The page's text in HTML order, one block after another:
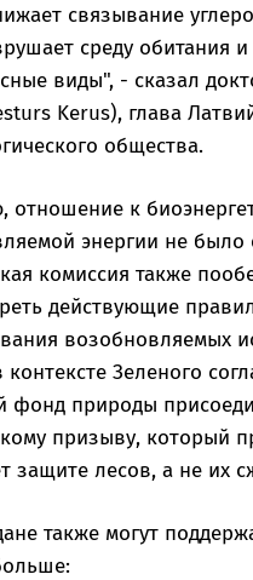
связывание
среду обитания и
виды", - сказал
Kerus), глава
общества.
отношение к
энергии не было
комиссия также
действующие
возобновляемых
контексте Зеленого
фонд природы
призыву, который
защите лесов, а не их
также могут